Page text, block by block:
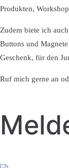
Produkten,
Zudem biete ich
Buttons und
Geschenk, für den
Ruf mich gerne an